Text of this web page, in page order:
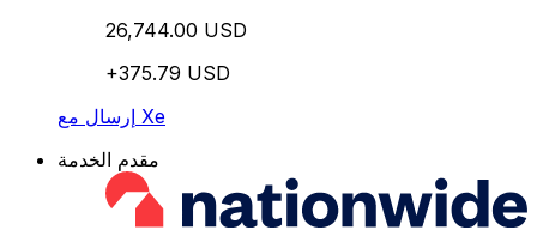
26,744.00 USD
+375.79 USD
إرسال مع Xe
مقدم الخدمة